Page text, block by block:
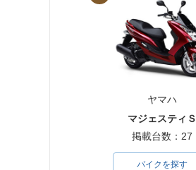
ヤマハ
マジェスティＳ
掲載台数：27
バイクを探す